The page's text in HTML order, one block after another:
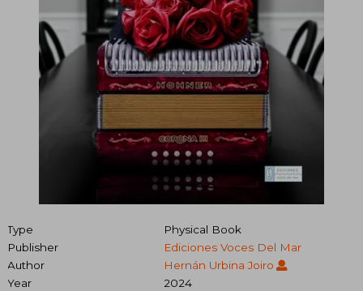
Type
Physical Book
Publisher
Ediciones Voces Del Mar
Author
Hernán Urbina Joiro
Year
2024